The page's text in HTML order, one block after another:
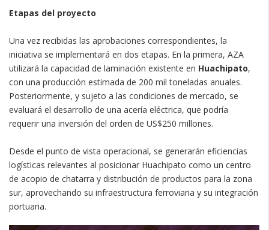
Etapas del proyecto
Una vez recibidas las aprobaciones correspondientes, la
iniciativa se implementará en dos etapas. En la primera, AZA
utilizará la capacidad de laminación existente en Huachipato,
con una producción estimada de 200 mil toneladas anuales.
Posteriormente, y sujeto a las condiciones de mercado, se
evaluará el desarrollo de una acería eléctrica, que podría
requerir una inversión del orden de US$250 millones.
Desde el punto de vista operacional, se generarán eficiencias
logísticas relevantes al posicionar Huachipato como un centro
de acopio de chatarra y distribución de productos para la zona
sur, aprovechando su infraestructura ferroviaria y su integración
portuaria.